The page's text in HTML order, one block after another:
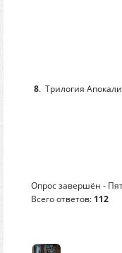
8. Трилогия
Опрос завершён -
Всего ответов: 112